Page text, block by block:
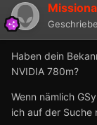
Haben dein
NVIDIA 780m?
Wenn nämlich
ich auf der Suche